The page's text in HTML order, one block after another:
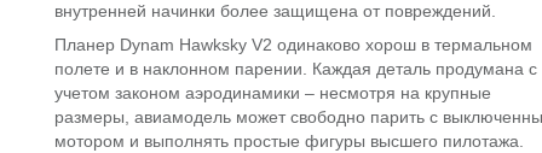
внутренней начинки более защищена от повреждений.
Планер Dynam Hawksky V2 одинаково хорош в термальном
полете и в наклонном парении. Каждая деталь продумана с
учетом законом аэродинамики – несмотря на крупные
размеры, авиамодель может свободно парить с
мотором и выполнять простые фигуры высшего пилотажа.